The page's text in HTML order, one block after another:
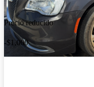
Precio reducido
-$1,000